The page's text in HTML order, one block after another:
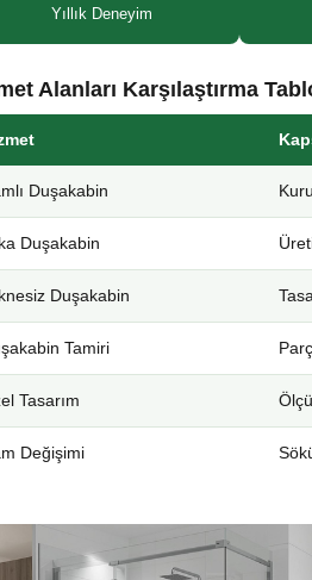
Yıllık Deneyim
Alanları Karşılaştırma
Duşakabin
Duşakabin
Duşakabin
Tamiri
Tasarım
Değişimi